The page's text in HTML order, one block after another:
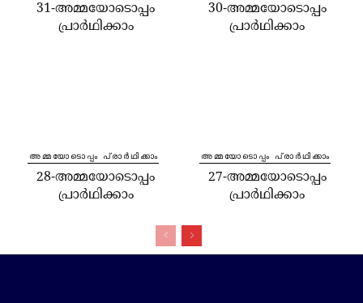
31-അമ്മയോടൊപ്പം
പ്രാർഥിക്കാം
30-അമ്മയോടൊപ്പം
പ്രാർഥിക്കാം
⁠അമ്മയോടൊപ്പം പ്രാർഥിക്കാം
28-അമ്മയോടൊപ്പം
പ്രാർഥിക്കാം
⁠അമ്മയോടൊപ്പം പ്രാർഥിക്കാം
27-അമ്മയോടൊപ്പം
പ്രാർഥിക്കാം